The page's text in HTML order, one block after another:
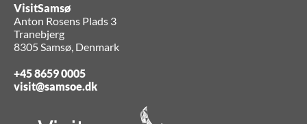
VisitSamsø
Anton Rosens Plads 3
Tranebjerg
8305 Samsø, Denmark
+45 8659 0005
visit@samsoe.dk